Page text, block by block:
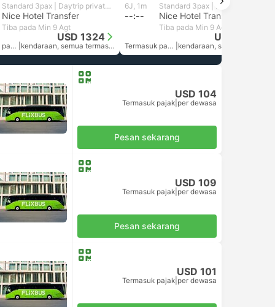
Standard 3pax | Daytrip private transfer with English speaking driver
Nice Hotel Transfer
Tiba pada Min 9 Agt
USD 1324
Termasuk pajak kendaraan, semua termasuk.
6J, 1m
--:-- Nice Hotel Transfer
Tiba pada Min 9 Agt
USD 1324
Termasuk pajak
USD 104
Termasuk pajak per dewasa
Pesan sekarang
USD 109
Termasuk pajak per dewasa
Pesan sekarang
USD 101
Termasuk pajak per dewasa